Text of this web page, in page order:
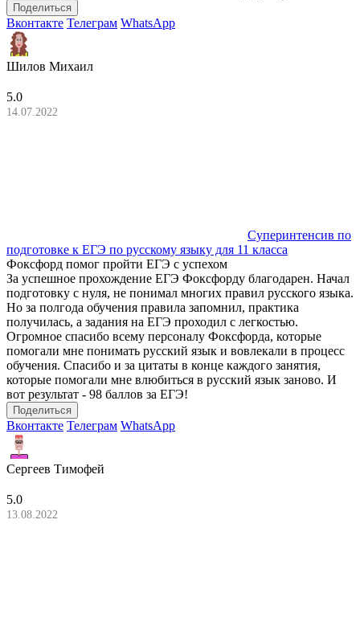
Поделиться
Вконтакте Телеграм WhatsApp
Шилов Михаил
5.0
14.07.2022
Суперинтенсив по
подготовке к ЕГЭ по русскому языку для 11 класса
Фоксфорд помог пройти ЕГЭ с успехом
За успешное прохождение ЕГЭ Фоксфорду благодарен. Начал
подготовку с нуля, не понимал многих правил русского языка.
Но за полгода обучения правила запомнил, практика
получилась, а задания на ЕГЭ проходил с легкостью.
Огромное спасибо всему персоналу Фоксфорда, которые
помогали мне понимать русский язык и вовлекали в процесс
обучения. Спасибо и за цитаты в конце каждого занятия,
которые помогали мне влюбиться в русский язык заново. И
вот результат - 98 баллов за ЕГЭ!
Поделиться
Вконтакте Телеграм WhatsApp
Сергеев Тимофей
5.0
13.08.2022